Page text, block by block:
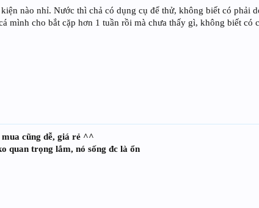
nào nhỉ. Nước thì chả có dụng cụ để thử, không biết có phải
mình cho bắt cặp hơn 1 tuần rồi mà chưa thấy gì, không biết có
cũng dễ, giá rẻ ^^
quan trọng lắm, nó sống đc là ổn